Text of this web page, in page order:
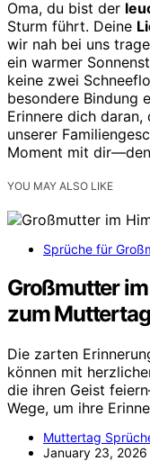
Oma, du bist der
Sturm führt. Deine
wir nah bei uns
ein warmer
keine zwei
besondere Bindung
Erinnere dich
unserer
Moment mit
YOU MAY ALSO LIKE
Sprüche für
Großmutter
zum Muttertag
Die zarten
können mit
die ihren Geist
Wege, um ihre
Muttertag
January 23, 2026